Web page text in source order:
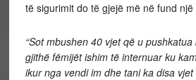
të sigurimit do të gjejë më në fund një
“Sot mbushen 40 vjet që u
gjithë fëmijët ishim të internuar ku
ikur nga vendi im dhe tani ka disa